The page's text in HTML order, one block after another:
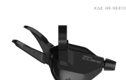
Kód: HR-98810